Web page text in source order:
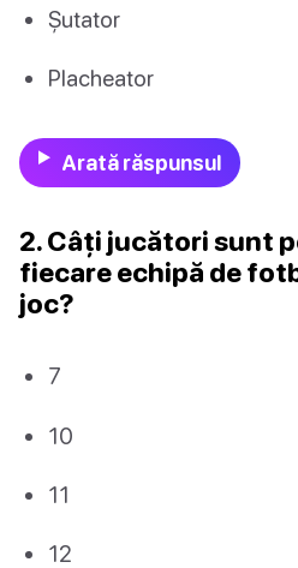
Șutator
Placheator
Arată răspunsul
2. Câți jucători sunt
fiecare echipă de
joc?
7
10
11
12